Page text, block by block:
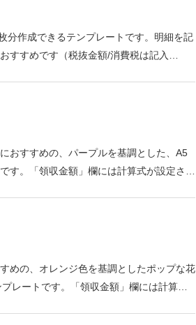
分作成できるテンプレートです。明細を記
すすめです（税抜金額/消費税は記入…
おすすめの、パープルを基調とした、A5
す。「領収金額」欄には計算式が設定さ…
めの、オレンジ色を基調としたポップな花
レートです。「領収金額」欄には計算…